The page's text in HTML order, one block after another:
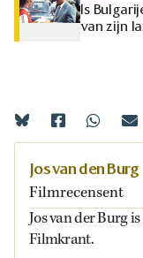
Is
van zijn
Jos van den Burg
Filmrecensent
Jos van der Burg
Filmkrant.